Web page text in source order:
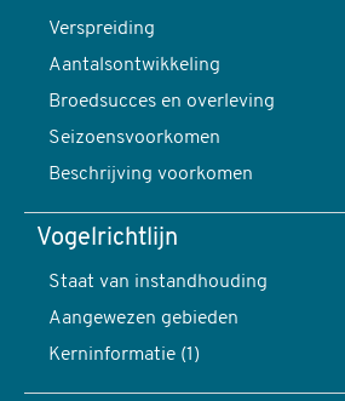
foto:
Diek
content
navigatie
Verspreiding
Aantalsontwikkeling
Broedsucces en overleving
Seizoensvoorkomen
Beschrijving voorkomen
Vogelrichtlijn
Staat van instandhouding
Aangewezen gebieden
Kerninformatie (1)
Toon data van
Verspreiding en trends
Verspreiding